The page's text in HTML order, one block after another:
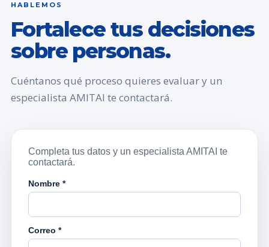
HABLEMOS
Fortalece tus decisiones
sobre personas.
Cuéntanos qué proceso quieres evaluar y un
especialista AMITAI te contactará.